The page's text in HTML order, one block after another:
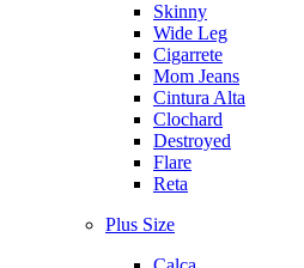
Skinny
Wide Leg
Cigarrete
Mom Jeans
Cintura Alta
Clochard
Destroyed
Flare
Reta
Plus Size